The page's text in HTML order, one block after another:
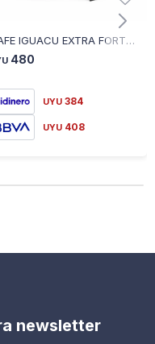
CAFE IGUACU EXTRA FORTE 200GRS+ 40GRS DE REGALO
480
UYU 384
UYU 408
newsletter